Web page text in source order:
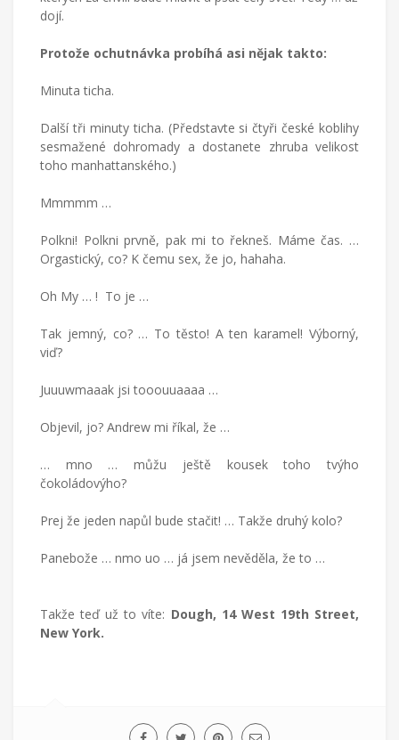
dojí.
Protože ochutnávka probíhá asi nějak takto:
Minuta ticha.
Další tři minuty ticha. (Představte si čtyři české koblihy
sesmažené dohromady a dostanete zhruba velikost
toho manhattanského.)
Mmmmm …
Polkni! Polkni prvně, pak mi to řekneš. Máme čas. …
Orgastický, co? K čemu sex, že jo, hahaha.
Oh My … ! To je …
Tak jemný, co? … To těsto! A ten karamel! Výborný,
viď?
Juuuwmaaak jsi tooouuaaaa …
Objevil, jo? Andrew mi říkal, že …
… mno … můžu ještě kousek toho tvýho
čokoládovýho?
Prej že jeden napůl bude stačit! … Takže druhý kolo?
Panebože … nmo uo … já jsem nevěděla, že to …
Takže teď už to víte: Dough, 14 West 19th Street,
New York.